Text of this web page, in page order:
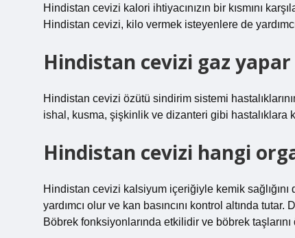
Hindistan cevizi kalori ihtiyacınızın bir kısmını
Hindistan cevizi, kilo vermek isteyenlere de
Hindistan cevizi gaz yapar
Hindistan cevizi özütü sindirim sistemi
ishal, kusma, şişkinlik ve dizanteri gibi hastalıklara
Hindistan cevizi hangi
Hindistan cevizi kalsiyum içeriğiyle kemik
yardımcı olur ve kan basıncını kontrol altında
Böbrek fonksiyonlarında etkilidir ve böbrek taşlarını